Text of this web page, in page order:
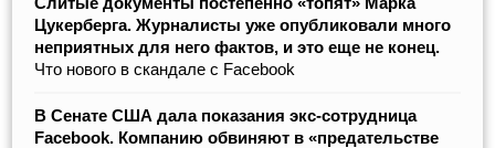
Цукерберга. Журналисты уже опубликовали много
неприятных для него фактов, и это еще не конец.
Что нового в скандале с Facebook
В Сенате США дала показания экс-сотрудница
Facebook. Компанию обвиняют в «предательстве